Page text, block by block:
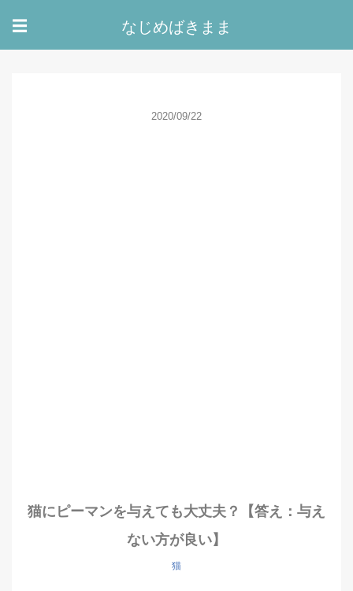
☰ なじめばきまま
2020/09/22
猫にピーマンを与えても大丈夫？【答え：与え
ない方が良い】
猫